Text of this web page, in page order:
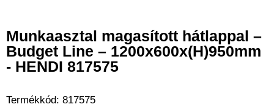
Munkaasztal magasított hátlappal –
Budget Line – 1200x600x(H)950mm
- HENDI 817575
Termékkód: 817575